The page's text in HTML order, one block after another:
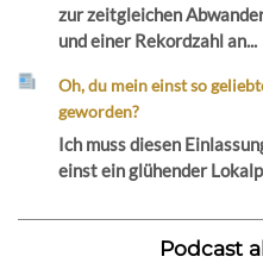
zur zeitgleichen
und einer Rekordzahl an...
Oh, du mein einst so
geworden?
Ich muss diesen
einst ein glühender
Podcast